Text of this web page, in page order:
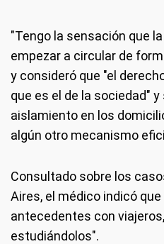
"Tengo la sensación que
empezar a circular de
y consideró que "el
que es el de la sociedad"
aislamiento en los
algún otro mecanismo
Consultado sobre los
Aires, el médico indicó
antecedentes con
estudiándolos".